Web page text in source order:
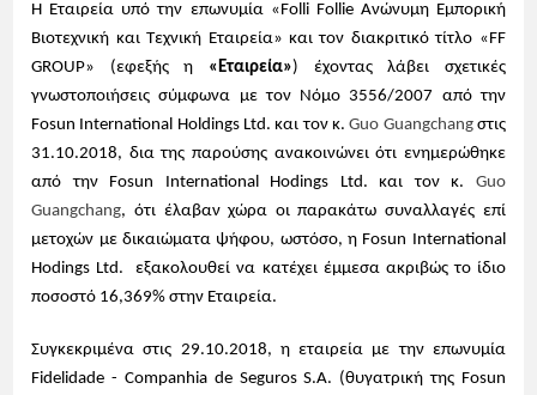
Η Εταιρεία υπό την επωνυμία «Folli Follie Ανώνυμη Εμπορική
Βιοτεχνική και Τεχνική Εταιρεία» και τον διακριτικό τίτλο «FF
GROUP» (εφεξής η «Εταιρεία») έχοντας λάβει σχετικές
γνωστοποιήσεις σύμφωνα με τον Νόμο 3556/2007 από την
Fosun International Holdings Ltd. και τον κ.Guo Guangchangστις
31.10.2018, δια της παρούσης ανακοινώνει ότι ενημερώθηκε
από την Fosun International Hodings Ltd. και τον κ. Guo
Guangchang, ότι έλαβαν χώρα οι παρακάτω συναλλαγές επί
μετοχών με δικαιώματα ψήφου, ωστόσο, η Fosun International
Hodings Ltd. εξακολουθεί να κατέχει έμμεσα ακριβώς το ίδιο
ποσοστό 16,369% στην Εταιρεία.
Συγκεκριμένα στις 29.10.2018, η εταιρεία με την επωνυμία
Fidelidade - Companhia de Seguros S.A. (θυγατρική της Fosun